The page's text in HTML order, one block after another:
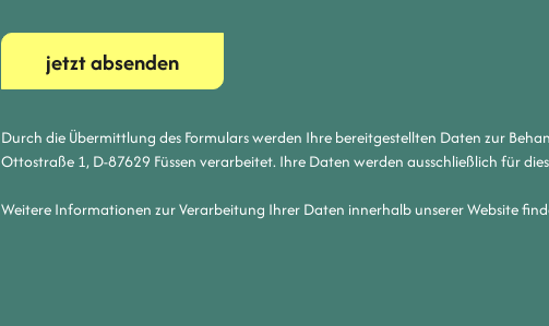
jetzt absenden
Durch die Übermittlung des Formulars werden Ihre bereitgestellten Daten zur
Ottostraße 1, D-87629 Füssen verarbeitet. Ihre Daten werden ausschließlich für
Weitere Informationen zur Verarbeitung Ihrer Daten innerhalb unserer Website